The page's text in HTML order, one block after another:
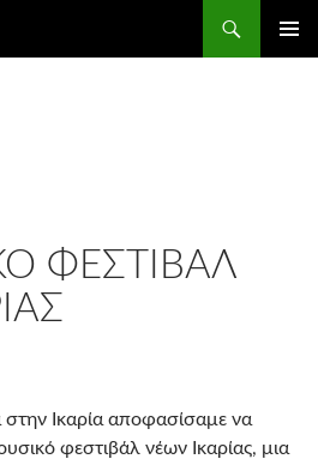
ΦΕΣΤΙΒΆΛ
Ικαρία αποφασίσαμε να
φεστιβάλ νέων Ικαρίας, μια